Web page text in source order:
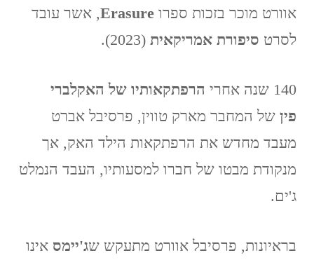
אוורט מוכר בזכות ספרו Erasure, אשר עובד
לסרט סיפורת אמריקאית (2023).
140 שנה אחרי
הרפתקאותיו של האקלברי
פין של המחבר מארק טווין, פרסיבל אברט
מעבד מחדש את הרפתקאות הילד האק, אך
מנקודת מבטו של חברו למסעותיו, העבד הנמלט
ג'ים.
בראיונות, פרסיבל אוורט מתעקש שג'יימס אינו